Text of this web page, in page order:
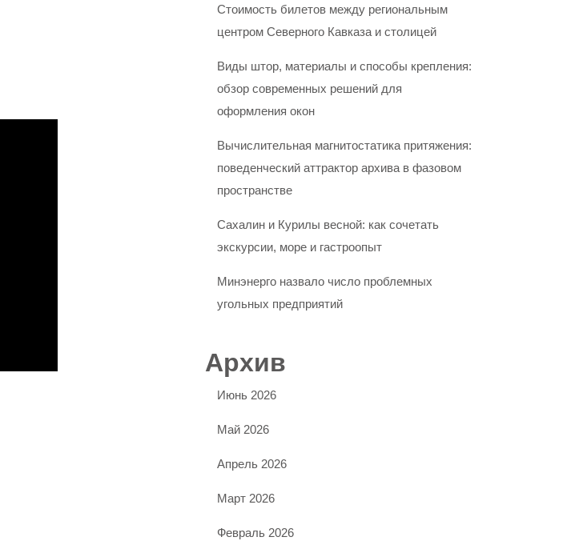
Стоимость билетов между региональным
центром Северного Кавказа и столицей
Виды штор, материалы и способы крепления:
обзор современных решений для
оформления окон
Вычислительная магнитостатика притяжения:
поведенческий аттрактор архива в фазовом
пространстве
Сахалин и Курилы весной: как сочетать
экскурсии, море и гастроопыт
Минэнерго назвало число проблемных
угольных предприятий
Архив
Июнь 2026
Май 2026
Апрель 2026
Март 2026
Февраль 2026